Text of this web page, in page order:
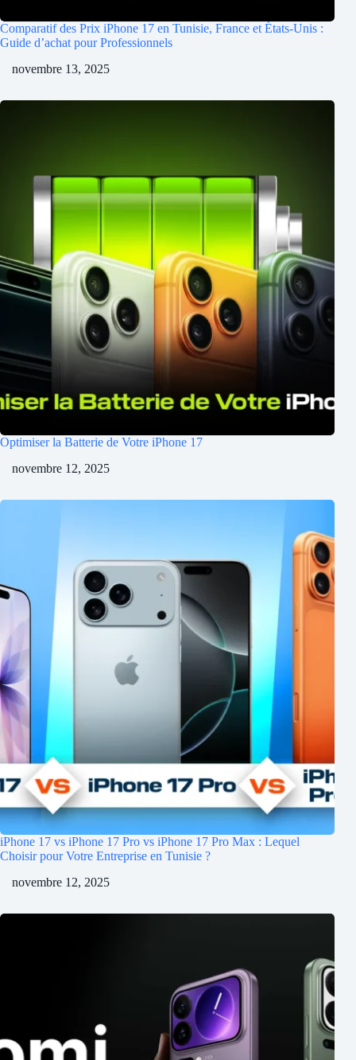
Comparatif des Prix iPhone 17 en Tunisie, France et États-Unis :
Guide d’achat pour Professionnels
novembre 13, 2025
Optimiser la Batterie de Votre iPhone 17
novembre 12, 2025
iPhone 17 vs iPhone 17 Pro vs iPhone 17 Pro Max : Lequel
Choisir pour Votre Entreprise en Tunisie ?
novembre 12, 2025